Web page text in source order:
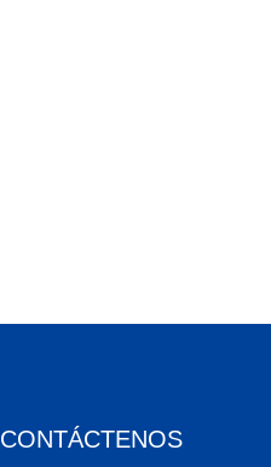
CONTÁCTENOS